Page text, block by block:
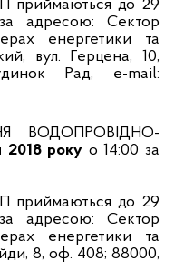
приймаються до 29
адресою: Сектор
енергетики та
вул. Герцена, 10,
Рад, e-mail:
ВОДОПРОВІДНО-
2018 року о 14:00 за
приймаються до 29
адресою: Сектор
енергетики та
8, оф. 408; 88000,